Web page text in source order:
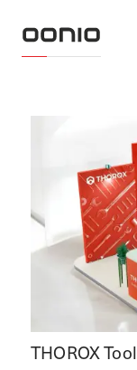
THOROX